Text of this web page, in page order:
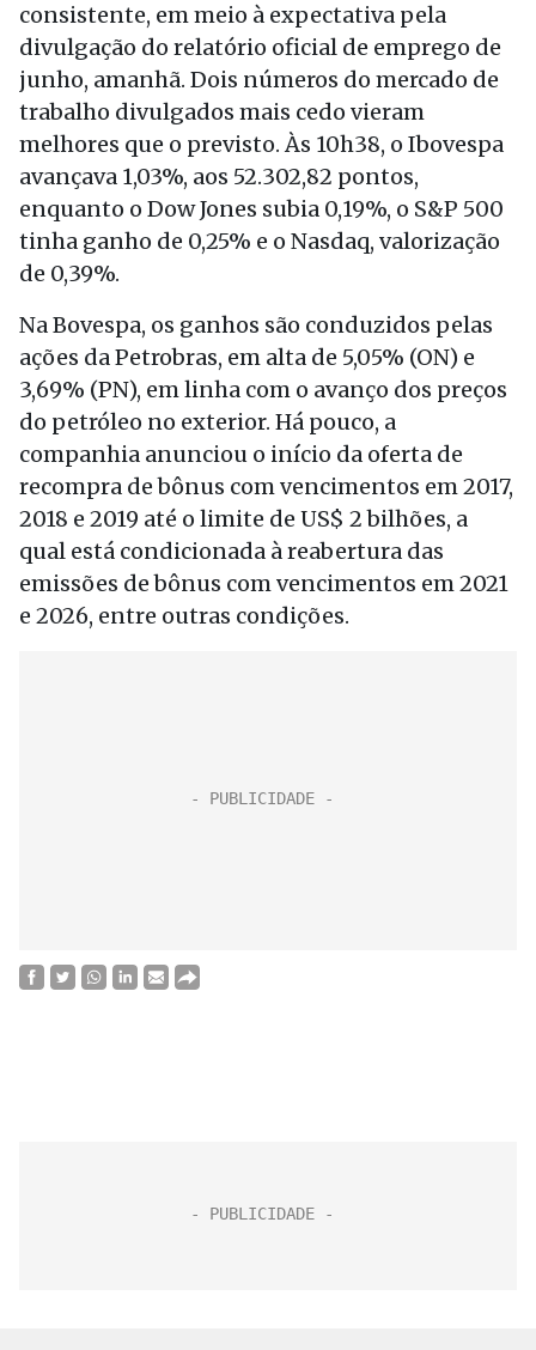
consistente, em meio à expectativa pela
divulgação do relatório oficial de emprego de
junho, amanhã. Dois números do mercado de
trabalho divulgados mais cedo vieram
melhores que o previsto. Às 10h38, o Ibovespa
avançava 1,03%, aos 52.302,82 pontos,
enquanto o Dow Jones subia 0,19%, o S&P 500
tinha ganho de 0,25% e o Nasdaq, valorização
de 0,39%.
Na Bovespa, os ganhos são conduzidos pelas
ações da Petrobras, em alta de 5,05% (ON) e
3,69% (PN), em linha com o avanço dos preços
do petróleo no exterior. Há pouco, a
companhia anunciou o início da oferta de
recompra de bônus com vencimentos em 2017,
2018 e 2019 até o limite de US$ 2 bilhões, a
qual está condicionada à reabertura das
emissões de bônus com vencimentos em 2021
e 2026, entre outras condições.